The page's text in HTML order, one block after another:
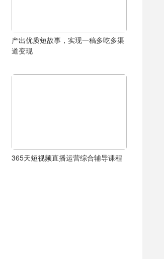
产出优质短故事，实现一稿多吃多渠
道变现
365天短视频直播运营综合辅导课程